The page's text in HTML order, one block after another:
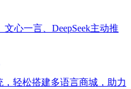
心一言、DeepSeek主动推
轻松搭建多语言商城，助力